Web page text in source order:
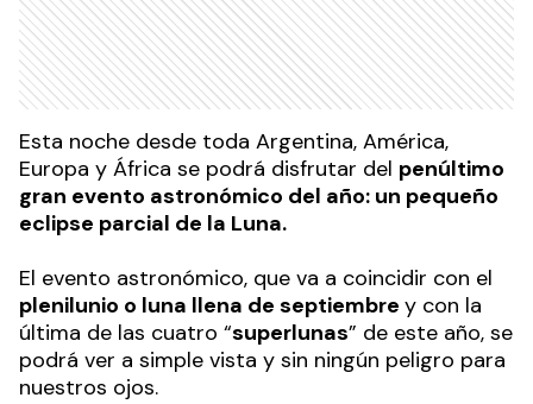
Esta noche desde toda Argentina, América,
Europa y África se podrá disfrutar del penúltimo
gran evento astronómico del año: un pequeño
eclipse parcial de la Luna.
El evento astronómico, que va a coincidir con el
plenilunio o luna llena de septiembre y con la
última de las cuatro “superlunas” de este año, se
podrá ver a simple vista y sin ningún peligro para
nuestros ojos.